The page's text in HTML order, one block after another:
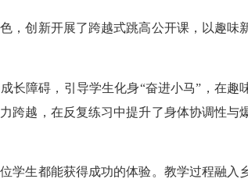
创新开展了跨越式跳高公开课，以趣味
障碍，引导学生化身“奋进小马”，在趣
跨越，在反复练习中提升了身体协调性与
生都能获得成功的体验。教学过程融入